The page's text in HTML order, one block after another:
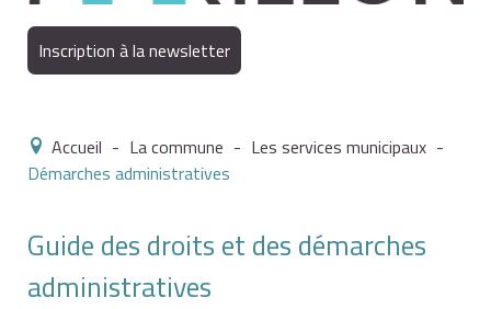
Inscription à la newsletter
Accueil - La commune - Les services municipaux -
Démarches administratives
Guide des droits et des démarches
administratives